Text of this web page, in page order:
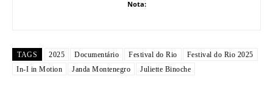
Nota:
TAGS 2025 Documentário Festival do Rio
Festival do Rio 2025
In-I in Motion
Janda Montenegro Juliette Binoche